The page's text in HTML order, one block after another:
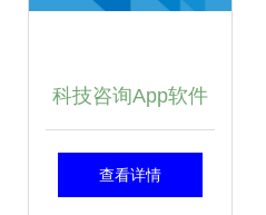
科技咨询App软件
开发的主要功能特
查看详情